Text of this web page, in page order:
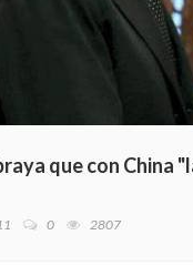
que con China
0 2807